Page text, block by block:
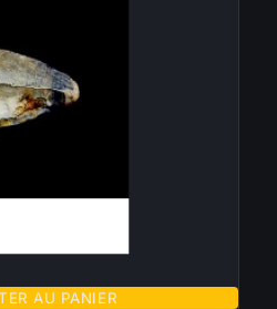
AU PANIER